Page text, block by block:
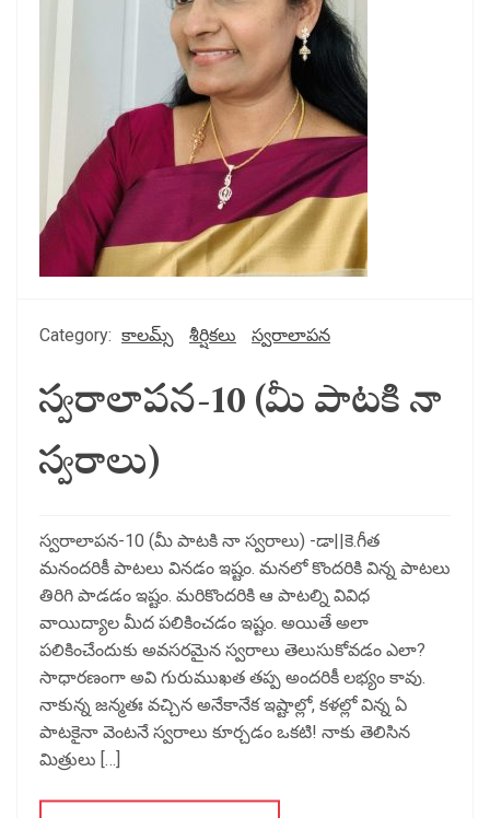
Category: కాలమ్స్ శీర్షికలు స్వరాలాపన
స్వరాలాపన-10 (మీ పాటకి నా
స్వరాలు)
స్వరాలాపన-10 (మీ పాటకి నా స్వరాలు) -డా||కె.గీత
మనందరికీ పాటలు వినడం ఇష్టం. మనలో కొందరికి విన్న పాటలు
తిరిగి పాడడం ఇష్టం. మరికొందరికి ఆ పాటల్ని వివిధ
వాయిద్యాల మీద పలికించడం ఇష్టం. అయితే అలా
పలికించేందుకు అవసరమైన స్వరాలు తెలుసుకోవడం ఎలా?
సాధారణంగా అవి గురుముఖత తప్ప అందరికీ లభ్యం కావు.
నాకున్న జన్మతః వచ్చిన అనేకానేక ఇష్టాల్లో, కళల్లో విన్న ఏ
పాటకైనా వెంటనే స్వరాలు కూర్చడం ఒకటి! నాకు తెలిసిన
మిత్రులు […]